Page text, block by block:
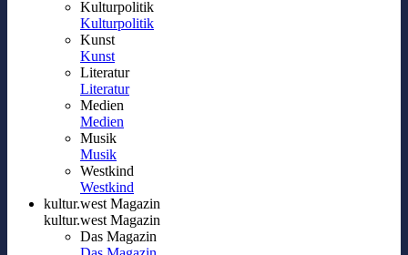
Kulturpolitik
Kulturpolitik
Kunst
Kunst
Literatur
Literatur
Medien
Medien
Musik
Musik
Westkind
Westkind
kultur.west Magazin
kultur.west Magazin
Das Magazin